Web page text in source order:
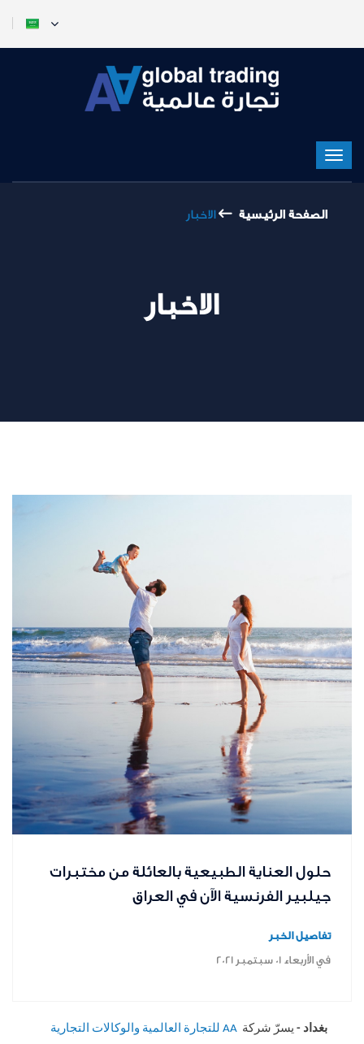
الصفحة الرئيسية الاخبار
الاخبار
حلول العناية الطبيعية بالعائلة من مختبرات
جيلبير الفرنسية الآن في العراق
تفاصيل الخبر
في الأربعاء ٠١ سبتمبر ٢٠٢١
بغداد - يسرّ شركة AA للتجارة العالمية والوكالات التجارية